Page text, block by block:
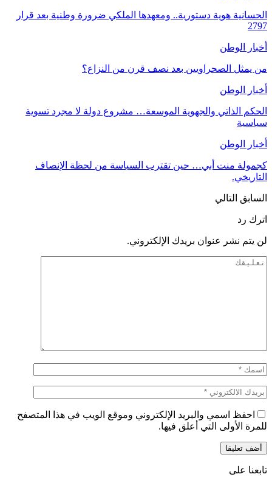
الحسانية هوية دستورية.. ومعهدها الملكي ضرورة وطنية بعد قرار
2797
أخبار الوطن
من يمثل الصحراويين بعد نصف قرن من النزاع؟
أخبار الوطن
الحكم الذاتي والجهوية الموسعة… مشروع دولة لا مجرد تسوية
سياسية
أخبار الوطن
كجمولة منت أبي… حين تقترب السياسة من لحظة الإنصاف
التاريخي.
السابق التالي
اترك رد
لن يتم نشر عنوان بريدك الإلكتروني.
احفظ اسمي والبريد الإلكتروني وموقع الويب في هذا المتصفح
للمرة الأولى التي أعلق فيها.
تابعنا على